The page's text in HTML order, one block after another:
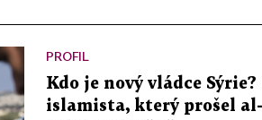
PROFIL
Kdo je nový vládce
islamista, který prošel